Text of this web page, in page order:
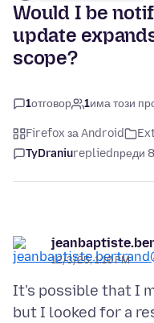
Would I be
update
scope?
1отговор 1има този
Firefox за Android
TyDraniurepliedпреди
12/3/25, 1:10 PM
It's possible that I
but I looked for a